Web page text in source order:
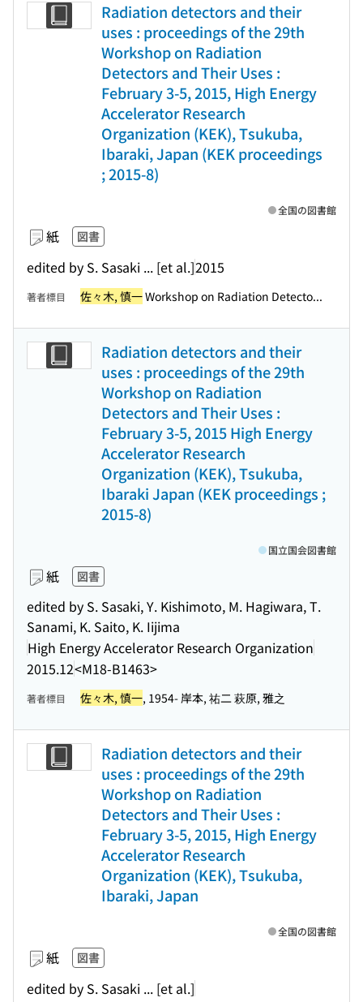
Radiation detectors and their
uses : proceedings of the 29th
Workshop on Radiation
Detectors and Their Uses :
February 3-5, 2015, High Energy
Accelerator Research
Organization (KEK), Tsukuba,
Ibaraki, Japan (KEK proceedings
; 2015-8)
紙 図書
edited by S. Sasaki ... [et al.]2015
全国の図書館
著者標目 佐々木, 慎一Workshop on Radiation Detecto...
Radiation detectors and their
uses : proceedings of the 29th
Workshop on Radiation
Detectors and Their Uses :
February 3-5, 2015 High Energy
Accelerator Research
Organization (KEK), Tsukuba,
Ibaraki Japan (KEK proceedings ;
2015-8)
紙 図書
edited by S. Sasaki, Y. Kishimoto, M. Hagiwara, T.
Sanami, K. Saito, K. Iijima
High Energy Accelerator Research Organization
2015.12<M18-B1463>
国立国会図書館
著者標目 佐々木, 慎一, 1954- 岸本, 祐二 萩原, 雅之
Radiation detectors and their
uses : proceedings of the 29th
Workshop on Radiation
Detectors and Their Uses :
February 3-5, 2015, High Energy
Accelerator Research
Organization (KEK), Tsukuba,
Ibaraki, Japan
紙 図書
edited by S. Sasaki ... [et al.]
全国の図書館